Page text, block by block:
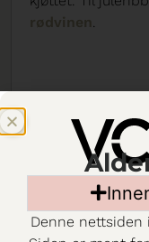
rødvinen.
Denne nettsiden